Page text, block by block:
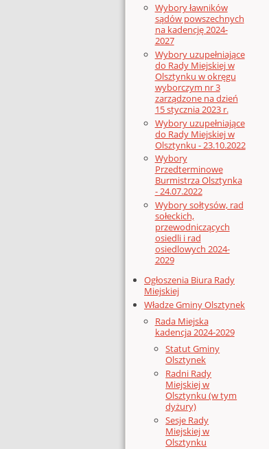
Wybory ławników
sądów powszechnych
na kadencję 2024-
2027
Wybory uzupełniające
do Rady Miejskiej w
Olsztynku w okręgu
wyborczym nr 3
zarządzone na dzień
15 stycznia 2023 r.
Wybory uzupełniające
do Rady Miejskiej w
Olsztynku - 23.10.2022
Wybory
Przedterminowe
Burmistrza Olsztynka
- 24.07.2022
Wybory sołtysów, rad
sołeckich,
przewodniczących
osiedli i rad
osiedlowych 2024-
2029
Ogłoszenia Biura Rady
Miejskiej
Władze Gminy Olsztynek
Rada Miejska
kadencja 2024-2029
Statut Gminy
Olsztynek
Radni Rady
Miejskiej w
Olsztynku (w tym
dyżury)
Sesje Rady
Miejskiej w
Olsztynku